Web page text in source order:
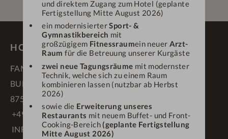
und direktem Zugang zum Hotel (geplante
Fertigstellung Mitte August 2026)
ein modernisierterSport- &
Gymnastikbereich mit
großzügigem Fitnessraumein neuer Arzt-
Raum für die Betreuung unserer Kurgäste
zwei neue Tagungsräume mit modernster
Technik, welche sich zu einem Raum
kombinieren lassen (nutzbar ab Herbst
2026)
sowie die Erweiterung unseres
Restaurants mit neuem Buffet- und Front-
Cooking-Bereich(geplante Fertigstellung
Mitte August 2026)
HOTEL DEIN ENGEL ****S
FAMILIE SCHÄDLER
BUFLINGS 3
87534 OBERSTAUFEN
+49 83 86 70 90
INFO@DEINENGEL.DE